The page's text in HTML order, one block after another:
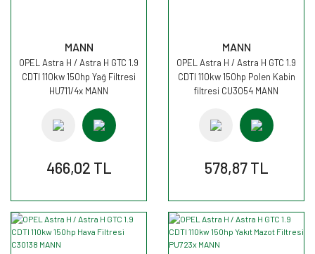
MANN
OPEL Astra H / Astra H GTC 1.9
CDTI 110kw 150hp Yağ Filtresi
HU711/4x MANN
466,02 TL
MANN
OPEL Astra H / Astra H GTC 1.9
CDTI 110kw 150hp Polen Kabin
filtresi CU3054 MANN
578,87 TL